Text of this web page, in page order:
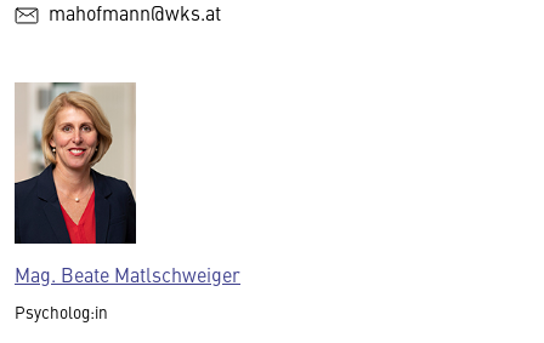
mahofmann@wks.at
Mag. Beate Matlschweiger
Psycholog:in